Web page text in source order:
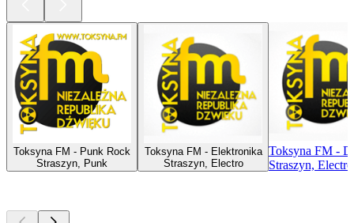
Toksyna FM - Punk Rock
Straszyn, Punk
Toksyna FM - Elektronika
Straszyn, Electro
Toksyna FM -
Straszyn, Electro